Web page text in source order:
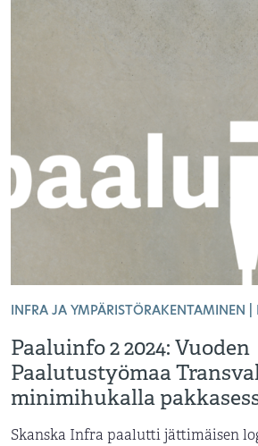
INFRA JA YMPÄRISTÖRAKENTAMINEN
Paaluinfo 2 2024: Vuoden
Paalutustyömaa
minimihukalla
Skanska Infra paalutti jättimäisen